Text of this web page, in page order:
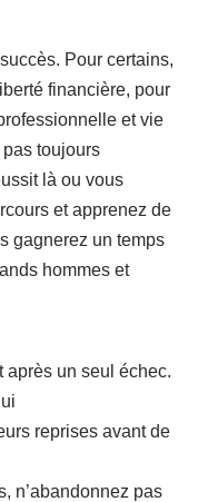
Pour certains,
financière, pour
et vie
toujours
là ou vous
et apprenez de
gagnerez un temps
hommes et
après un seul échec.
reprises avant de
n’abandonnez pas